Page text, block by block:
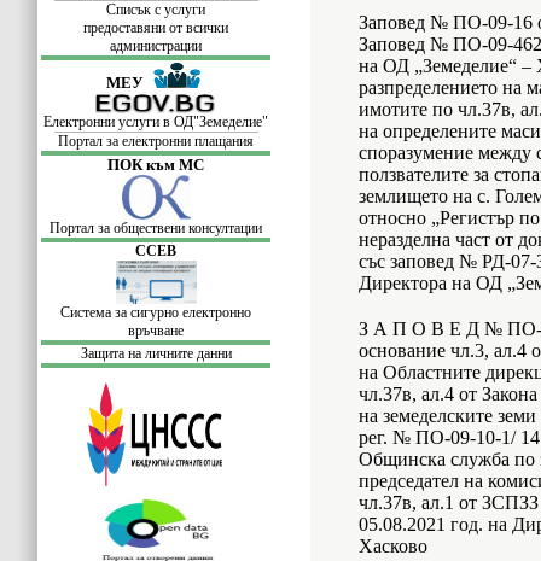
Списък с услуги
предоставяни от всички
администрации
МЕУ
Електронни услуги в ОД"Земеделие"
Портал за електронни плащания
ПОК към МС
Портал за обществени консултации
ССЕВ
Система за сигурно електронно
връчване
Защита на личните данни
Заповед № ПО-09-16
Заповед № ПО-09-
на ОД „Земеделие“ –
разпределението на
имотите по чл.37в,
на определените
споразумение между
ползвателите за
землището на с.
относно „Регистър
неразделна част от
със заповед № РД-07-
Директора на ОД
З А П О В Е Д № ПО-
основание чл.3, ал.4
на Областните
чл.37в, ал.4 от
на земеделските
рег. № ПО-09-10-1/
Общинска служба по
председател на
чл.37в, ал.1 от
05.08.2021 год. на
Хасково